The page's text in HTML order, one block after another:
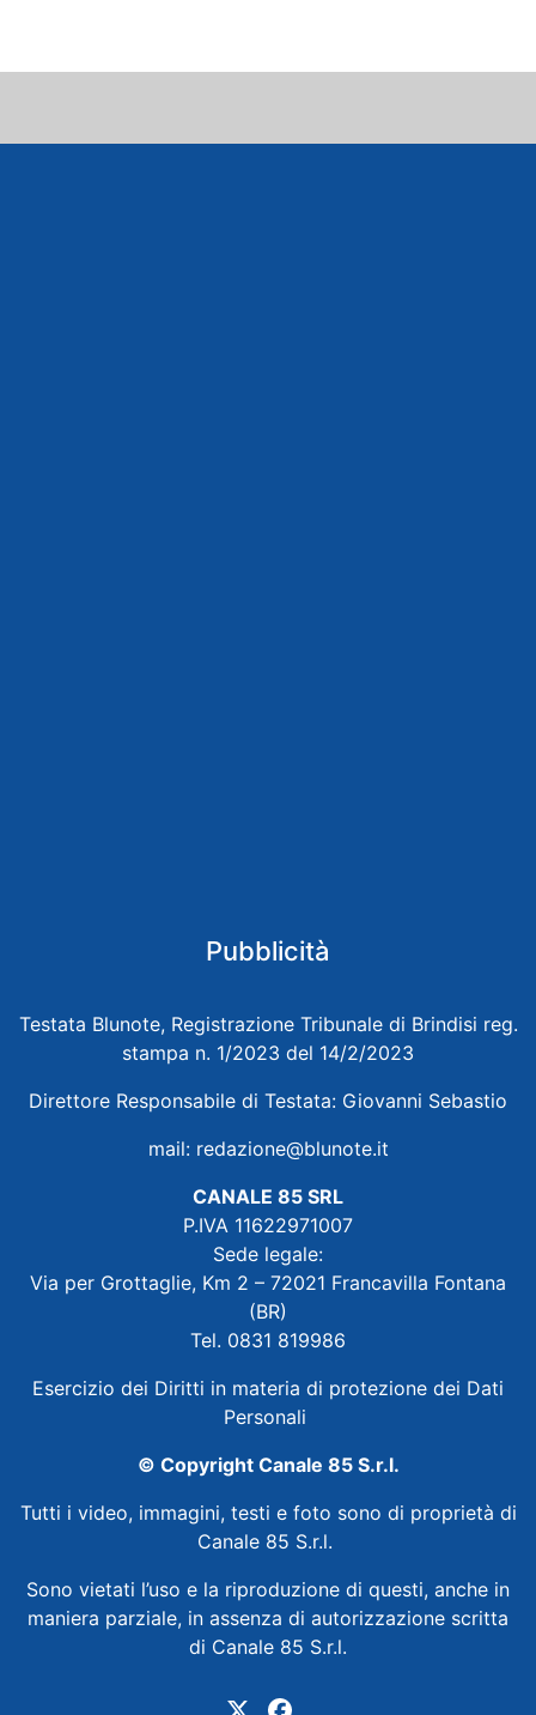
Pubblicità
Testata Blunote, Registrazione Tribunale di Brindisi reg.
stampa n. 1/2023 del 14/2/2023
Direttore Responsabile di Testata: Giovanni Sebastio
mail: redazione@blunote.it
CANALE 85 SRL
P.IVA 11622971007
Sede legale:
Via per Grottaglie, Km 2 – 72021 Francavilla Fontana
(BR)
Tel. 0831 819986
Esercizio dei Diritti in materia di protezione dei Dati
Personali
© Copyright Canale 85 S.r.l.
Tutti i video, immagini, testi e foto sono di proprietà di
Canale 85 S.r.l.
Sono vietati l’uso e la riproduzione di questi, anche in
maniera parziale, in assenza di autorizzazione scritta
di Canale 85 S.r.l.